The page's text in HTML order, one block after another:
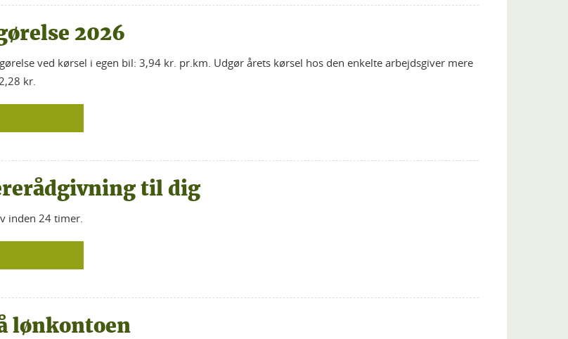
2026
ved kørsel i egen bil: 3,94 kr. pr.km. Udgør årets kørsel hos den enkelte arbejdsgiver mere
kr.
til dig
inden 24 timer.
lønkontoen